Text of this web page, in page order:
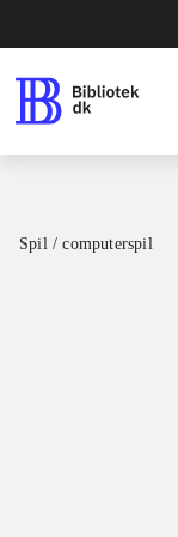
Spil / computerspil